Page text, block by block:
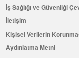
İş Sağlığı ve Güvenliği
İletişim
Kişisel Verilerin
Aydınlatma Metni